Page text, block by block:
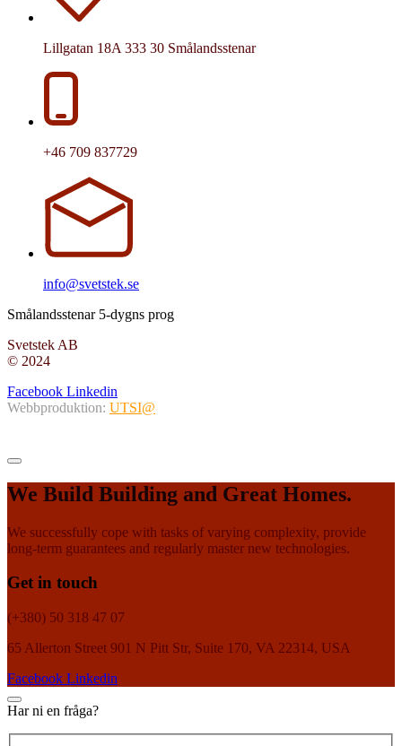
Lillgatan 18A 333 30 Smålandsstenar
+46 709 837729
info@svetstek.se
Smålandsstenar 5-dygns prog
Svetstek AB
© 2024
Facebook Linkedin
Webbproduktion: UTSI@
We Build Building and Great Homes.
We successfully cope with tasks of varying complexity, provide
long-term guarantees and regularly master new technologies.
Get in touch
(+380) 50 318 47 07
65 Allerton Street 901 N Pitt Str, Suite 170, VA 22314, USA
Facebook Linkedin
Har ni en fråga?